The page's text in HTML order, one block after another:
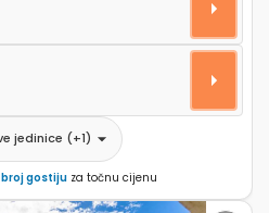
jedinice (+1)
gostijuza točnu cijenu